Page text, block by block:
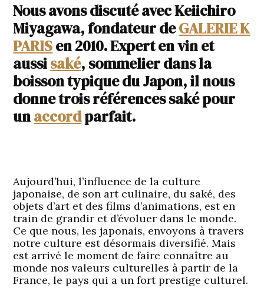
Nous avons discuté avec Keiichiro
Miyagawa, fondateur deGALERIE K
PARISen 2010. Expert en vin et
aussisaké, sommelier dans la
boisson typique du Japon, il nous
donne trois références saké pour
unaccordparfait.
Aujourd’hui, l’influence de la culture
japonaise, de son art culinaire, du saké, des
objets d’art et des films d’animations, est en
train de grandir et d’évoluer dans le monde.
Ce que nous, les japonais, envoyons à travers
notre culture est désormais diversifié. Mais
est arrivé le moment de faire connaître au
monde nos valeurs culturelles à partir de la
France, le pays qui a un fort prestige culturel.